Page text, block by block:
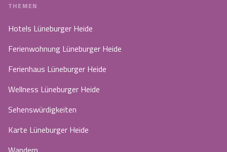
THEMEN
Hotels Lüneburger Heide
Ferienwohnung Lüneburger Heide
Ferienhaus Lüneburger Heide
Wellness Lüneburger Heide
Sehenswürdigkeiten
Karte Lüneburger Heide